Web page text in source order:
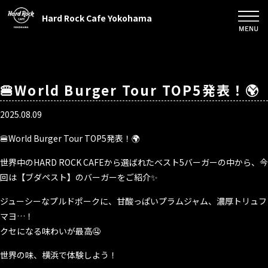
Hard Rock Cafe Yokohama
🍔World Burger Tour TOP5発表！🌍
2025.08.09
🍔World Burger Tour TOP5発表！🌍
世界中のHARD ROCK CAFEから選ばれたベスト5バーガーの中から、今
回は【ブダペスト】のバーガーをご紹介✨
ジューシーなプルドポークに、甘酸っぱいプラムジャム、濃厚トリュフ
マヨ…！
クセになる味わいが最高🤤
世界の味、横浜で体験しよう！